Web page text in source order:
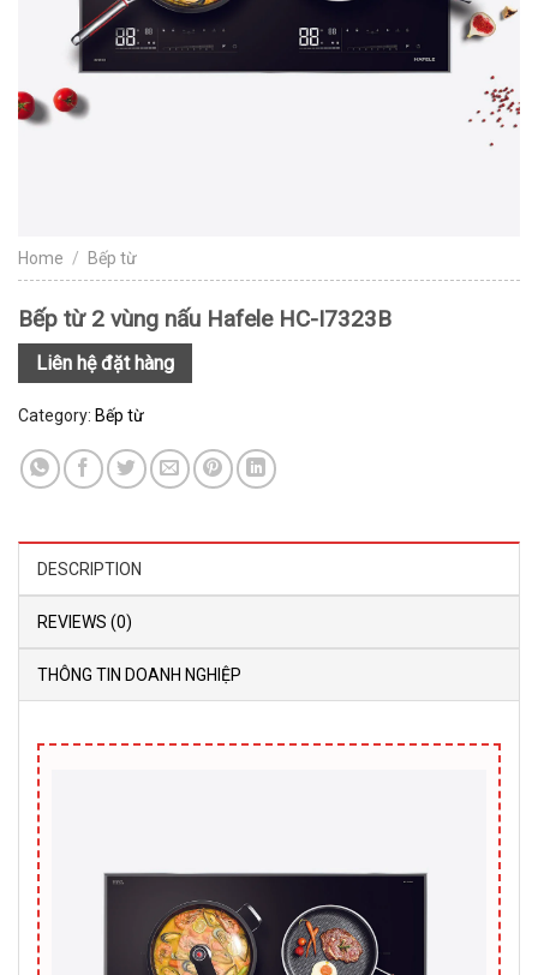
Home / Bếp từ
Bếp từ 2 vùng nấu Hafele HC-I7323B
Liên hệ đặt hàng
Category: Bếp từ
DESCRIPTION
REVIEWS (0)
THÔNG TIN DOANH NGHIỆP